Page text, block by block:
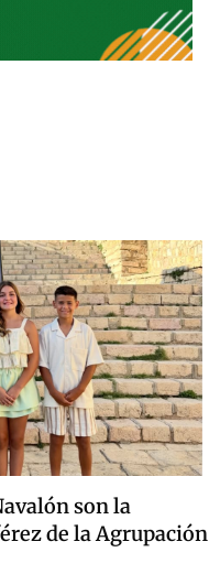
son la
de la Agrupación